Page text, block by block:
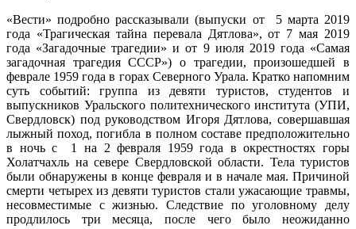
«Вести» подробно рассказывали (выпуски от 5 марта 2019
года «Трагическая тайна перевала Дятлова», от 7 мая 2019
года «Загадочные трагедии» и от 9 июля 2019 года «Самая
загадочная трагедия СССР») о трагедии, произошедшей в
феврале 1959 года в горах Северного Урала. Кратко напомним
суть событий: группа из девяти туристов, студентов и
выпускников Уральского политехнического института (УПИ,
Свердловск) под руководством Игоря Дятлова, совершавшая
лыжный поход, погибла в полном составе предположительно
в ночь с 1 на 2 февраля 1959 года в окрестностях горы
Холатчахль на севере Свердловской области. Тела туристов
были обнаружены в конце февраля и в начале мая. Причиной
смерти четырех из девяти туристов стали ужасающие травмы,
несовместимые с жизнью. Следствие по уголовному делу
продлилось три месяца, после чего было неожиданно